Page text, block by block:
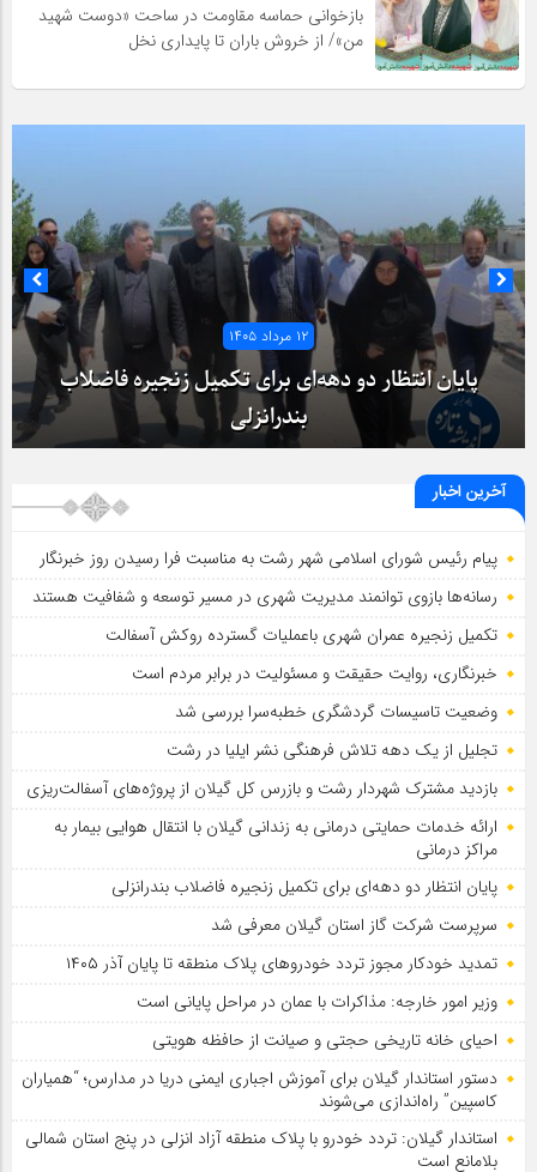
بازخوانی حماسه مقاومت در ساحت «دوست شهید
من»/ از خروش باران تا پایداری نخل
۱۲ مرداد ۱۴۰۵
پایان انتظار دو دهه‌ای برای تکمیل زنجیره فاضلاب
بندرانزلی
آخرین اخبار
پیام رئیس شورای اسلامي شهر رشت به مناسبت فرا رسیدن روز خبرنگار
رسانه‌ها بازوی توانمند مدیریت شهری در مسیر توسعه و شفافیت هستند
تکمیل زنجیره عمران شهری باعملیات گسترده روکش آسفالت
خبرنگاری، روایت حقیقت و مسئولیت‌ در برابر مردم است
وضعیت تاسیسات گردشگری خطبه‌سرا بررسی شد
تجلیل از یک دهه تلاش فرهنگی نشر ایلیا در رشت
بازدید مشترک شهردار رشت و بازرس کل گیلان از پروژه‌های آسفالت‌ریزی
ارائه خدمات حمایتی درمانی به زندانی گیلان با انتقال هوایی بیمار به
مراکز درمانی
پایان انتظار دو دهه‌ای برای تکمیل زنجیره فاضلاب بندرانزلی
سرپرست شرکت گاز استان گیلان معرفی شد
تمدید خودكار مجوز تردد خودروهای پلاك منطقه تا پایان آذر ۱۴۰۵
وزیر امور خارجه: مذاکرات با عمان در مراحل پایانی است
احیای خانه تاریخی حجتی و صیانت از حافظه هویتی
دستور استاندار گیلان برای آموزش اجباری ایمنی دریا در مدارس؛ “همیاران
کاسپین” راه‌اندازی می‌شوند
استاندار گیلان: تردد خودرو با پلاک منطقه آزاد انزلی در پنج استان شمالی
بلامانع است